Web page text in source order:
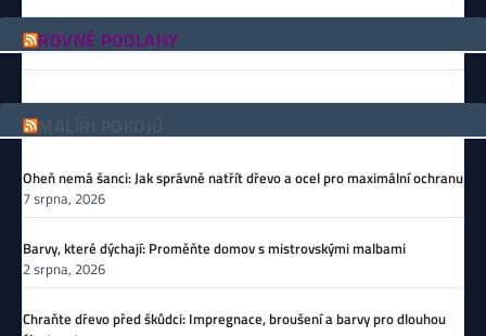
ROVNÉ PODLAHY
MALÍŘI POKOJŮ
Oheň nemá šanci: Jak správně natřít dřevo a ocel pro maximální ochranu
7 srpna, 2026
Barvy, které dýchají: Proměňte domov s mistrovskými malbami
2 srpna, 2026
Chraňte dřevo před škůdci: Impregnace, broušení a barvy pro dlouhou